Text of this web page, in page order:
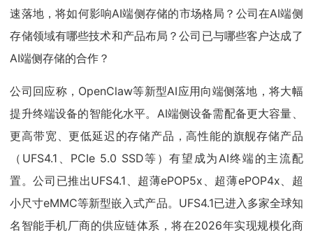
速落地，将如何影响AI端侧存储的市场格局？公司在AI端侧
存储领域有哪些技术和产品布局？公司已与哪些客户达成了
AI端侧存储的合作？
公司回应称，OpenClaw等新型AI应用向端侧落地，将大幅
提升终端设备的智能化水平。AI端侧设备需配备更大容量、
更高带宽、更低延迟的存储产品，高性能的旗舰存储产品
（UFS4.1、PCIe 5.0 SSD等）有望成为AI终端的主流配
置。公司已推出UFS4.1、超薄ePOP5x、超薄ePOP4x、超
小尺寸eMMC等新型嵌入式产品。UFS4.1已进入多家全球知
名智能手机厂商的供应链体系，将在2026年实现规模化商